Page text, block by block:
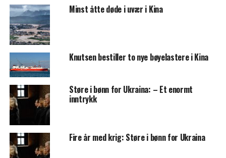
Minst åtte døde i uvær i Kina
Knutsen bestiller to nye bøyelastere i Kina
Støre i bønn for Ukraina: – Et enormt
inntrykk
Fire år med krig: Støre i bønn for Ukraina